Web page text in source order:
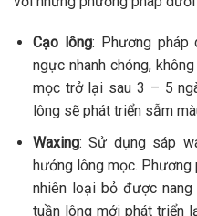
Cạo lông: Phương
ngực nhanh chóng,
mọc trở lại sau 3 – 5
lông sẽ phát triển sẫm
Waxing: Sử dụng sáp
hướng lông mọc.
nhiên loại bỏ được
tuần lông mới phát triển